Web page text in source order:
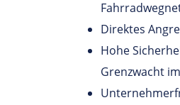
Direktes
Hohe
Grenzwacht